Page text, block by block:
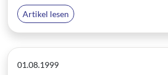
Artikel lesen
01.08.1999